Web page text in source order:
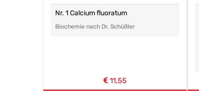
Nr. 1 Calcium fluoratum
Biochemie nach Dr. Schüßler
11,55